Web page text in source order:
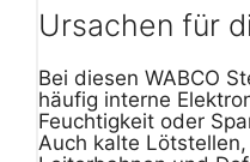
Ursachen für
Bei diesen WABCO
häufig interne
Feuchtigkeit oder
Auch kalte